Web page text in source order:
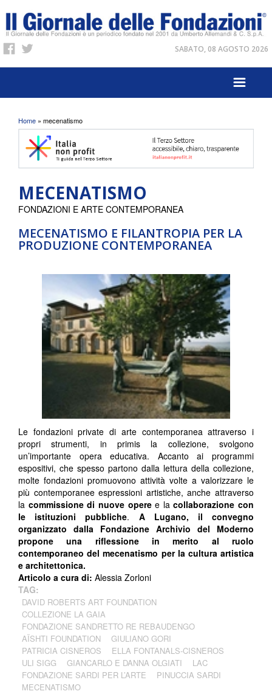
SABATO, 08 AGOSTO 2026
Tu sei qui
Home » mecenatismo
MECENATISMO
MECENATISMO E FILANTROPIA PER LA
PRODUZIONE CONTEMPORANEA
FONDAZIONI E ARTE CONTEMPORANEA
Le fondazioni private di arte contemporanea attraverso i
propri strumenti, in primis la collezione, svolgono
un’importante opera educativa. Accanto ai programmi
espositivi, che spesso partono dalla lettura della collezione,
molte fondazioni promuovono attività volte a valorizzare le
più contemporanee espressioni artistiche, anche attraverso
la commissione di nuove operee lacollaborazione con
le istituzioni pubbliche. A Lugano, il convegno
organizzato dalla Fondazione Archivio del Moderno
propone una riflessione in merito al ruolo
contemporaneo del mecenatismo per la cultura artistica
e architettonica.
Articolo a cura di: Alessia Zorloni
TAG:
DAVID ROBERTS ART FOUNDATION
COLLEZIONE LA GAIA
FONDAZIONE SANDRETTO RE REBAUDENGO
AÏSHTI FOUNDATION
GIULIANO GORI
PATRICIA CISNEROS
ELLA FONTANALS-CISNEROS
ULI SIGG
GIANCARLO E DANNA OLGIATI
LAC
FONDAZIONE SARDI PER L’ARTE
PINUCCIA SARDI
MECENATISMO